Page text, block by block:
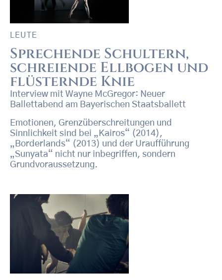
LEUTE
Sprechende Schultern,
schreiende Ellbogen und
flüsternde Knie
Interview mit Wayne McGregor: Neuer
Ballettabend am Bayerischen Staatsballett
Emotionen, Grenzüberschreitungen und
Sinnlichkeit sind bei „Kairos“ (2014),
„Borderlands“ (2013) und der Uraufführung
„Sunyata“ nicht nur inbegriffen, sondern
Grundvoraussetzung.